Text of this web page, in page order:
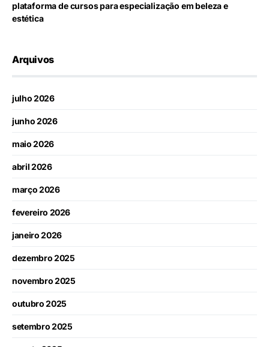
plataforma de cursos para especialização em beleza e
estética
Arquivos
julho 2026
junho 2026
maio 2026
abril 2026
março 2026
fevereiro 2026
janeiro 2026
dezembro 2025
novembro 2025
outubro 2025
setembro 2025